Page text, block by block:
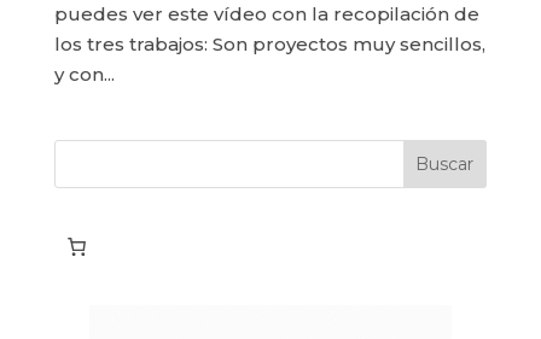
puedes ver este vídeo con la recopilación de
los tres trabajos: Son proyectos muy sencillos,
y con...